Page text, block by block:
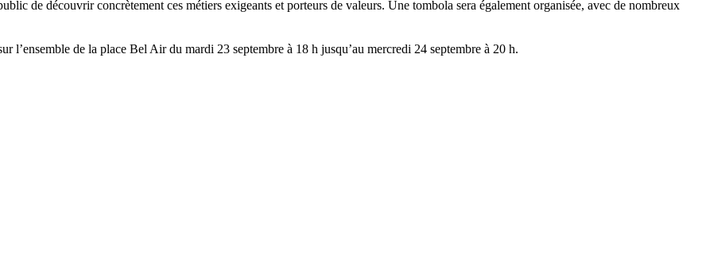
de découvrir concrètement ces métiers exigeants et porteurs de valeurs. Une tombola sera également organisée, avec de nombreux
de la place Bel Air du mardi 23 septembre à 18 h jusqu’au mercredi 24 septembre à 20 h.